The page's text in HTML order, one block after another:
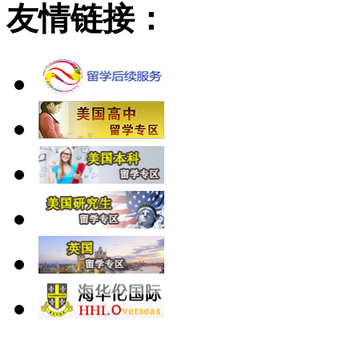
友情链接：